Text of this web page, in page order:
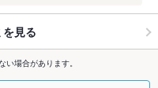
見る
場合があります。